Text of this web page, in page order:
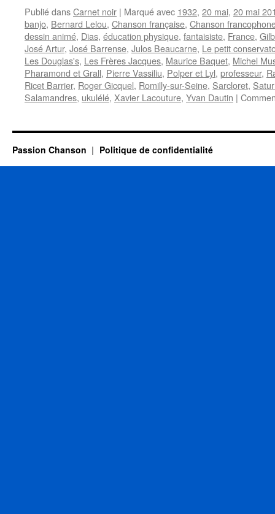
Publié dansCarnet noir | Marqué avec 1932, 20 mai, 20 mai
banjo, Bernard Lelou, Chanson française, Chanson
dessin animé, Dias, éducation physique, fantaisiste, France,
José Artur, José Barrense, Julos Beaucarne, Le petit
Les Douglas's, Les Frères Jacques, Maurice Baquet, Michel
Pharamond et Grall, Pierre Vassiliu, Polper et Lyl, professeur,
Ricet Barrier, Roger Gicquel, Romilly-sur-Seine, Sarcloret,
Salamandres, ukulélé, Xavier Lacouture, Yvan Dautin |
Passion Chanson Politique de confidentialité